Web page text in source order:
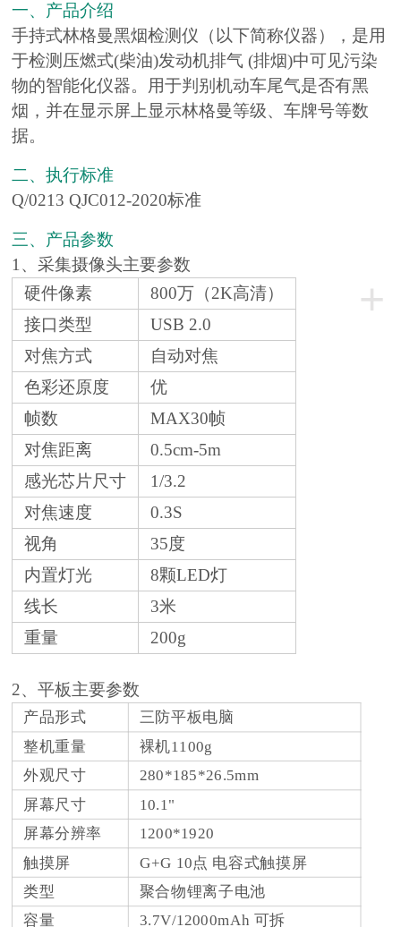
一、产品介绍
手持式林格曼黑烟检测仪（以下简称仪器），是用
于检测压燃式(柴油)发动机排气 (排烟)中可见污染
物的智能化仪器。用于判别机动车尾气是否有黑
烟，并在显示屏上显示林格曼等级、车牌号等数
据。
二、执行标准
Q/0213 QJC012-2020标准
三、产品参数
1、采集摄像头主要参数
+
硬件像素
800万（2K高清）
接口类型
USB 2.0
对焦方式
自动对焦
色彩还原度
优
帧数
MAX30帧
对焦距离
0.5cm-5m
感光芯片尺寸
1/3.2
对焦速度
0.3S
视角
35度
内置灯光
8颗LED灯
线长
3米
重量
200g
2、平板主要参数
产品形式
三防平板电脑
整机重量
裸机1100g
外观尺寸
280*185*26.5mm
屏幕尺寸
10.1"
屏幕分辨率
1200*1920
触摸屏
G+G 10点 电容式触摸屏
类型
聚合物锂离子电池
容量
3.7V/12000mAh 可拆